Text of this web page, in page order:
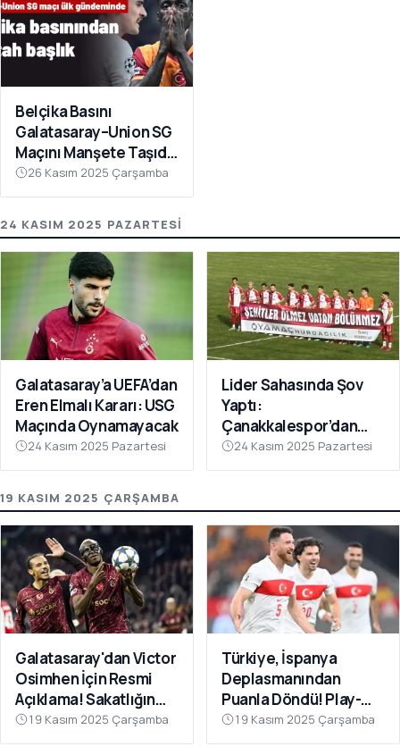
Belçika Basını
Galatasaray–Union SG
Maçını Manşete Taşıdı:
“50 Bin Türk’ü
Susturdular”
26 Kasım 2025 Çarşamba
24 KASIM 2025 PAZARTESI
Galatasaray’a UEFA’dan
Eren Elmalı Kararı: USG
Maçında Oynamayacak
24 Kasım 2025 Pazartesi
Lider Sahasında Şov
Yaptı:
Çanakkalespor’dan
Farklı Galibiyet
24 Kasım 2025 Pazartesi
19 KASIM 2025 ÇARŞAMBA
Galatasaray'dan Victor
Osimhen İçin Resmi
Açıklama! Sakatlığın
Son Durumu Belli Oldu
19 Kasım 2025 Çarşamba
Türkiye, İspanya
Deplasmanından
Puanla Döndü! Play-
Off Öncesi Moral: 2-2
19 Kasım 2025 Çarşamba